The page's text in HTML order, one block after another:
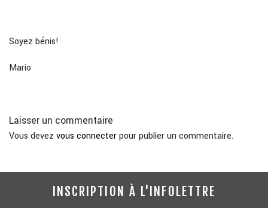
Soyez bénis!
Mario
Laisser un commentaire
Vous devez vous connecterpour publier un commentaire.
INSCRIPTION À L'INFOLETTRE